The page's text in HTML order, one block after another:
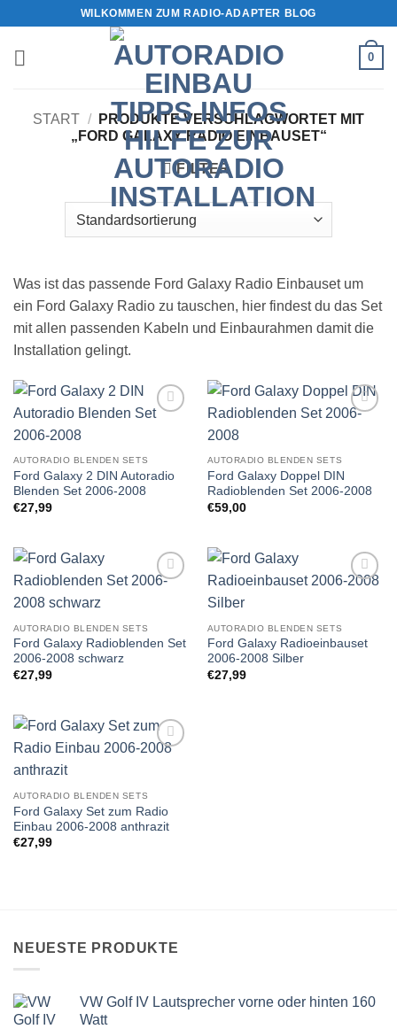
springen
WILKOMMEN ZUM RADIO-ADAPTER BLOG
0
START /
PRODUKTE VERSCHLAGWORTET MIT
„FORD GALAXY RADIO EINBAUSET“
FILTER
Was ist das passende Ford Galaxy Radio Einbauset um
ein Ford Galaxy Radio zu tauschen, hier findest du das Set
mit allen passenden Kabeln und Einbaurahmen damit die
Installation gelingt.
AUTORADIO BLENDEN SETS
Ford Galaxy 2 DIN Autoradio
Blenden Set 2006-2008
€27,99
AUTORADIO BLENDEN SETS
Ford Galaxy Doppel DIN
Radioblenden Set 2006-2008
€59,00
AUTORADIO BLENDEN SETS
Ford Galaxy Radioblenden Set
2006-2008 schwarz
€27,99
AUTORADIO BLENDEN SETS
Ford Galaxy Radioeinbauset
2006-2008 Silber
€27,99
AUTORADIO BLENDEN SETS
Ford Galaxy Set zum Radio
Einbau 2006-2008 anthrazit
€27,99
NEUESTE PRODUKTE
VW Golf IV Lautsprecher vorne oder hinten 160
Watt